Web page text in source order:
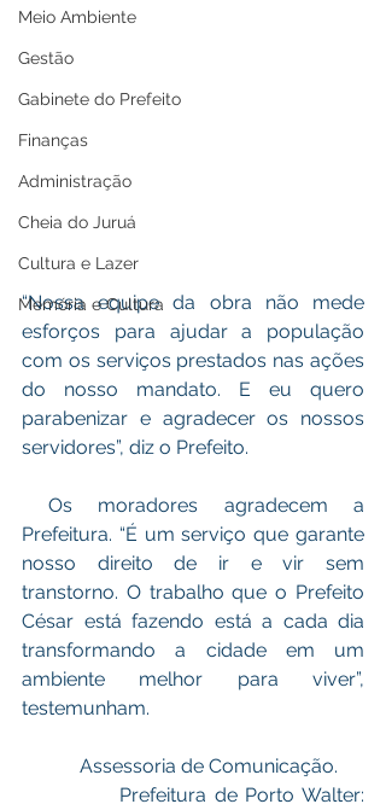
Meio Ambiente
Gestão
Gabinete do Prefeito
Finanças
Administração
Cheia do Juruá
Cultura e Lazer
Memória e Cultura
“Nossa equipe da obra não mede
esforços para ajudar a população
com os serviços prestados nas ações
do nosso mandato. E eu quero
parabenizar e agradecer os nossos
servidores”, diz o Prefeito.
Prefeitura. “É um serviço que garante
nosso direito de ir e vir sem
transtorno. O trabalho que o Prefeito
César está fazendo está a cada dia
transformando a cidade em um
ambiente melhor para viver”,
testemunham.
            Assessoria de Comunicação.